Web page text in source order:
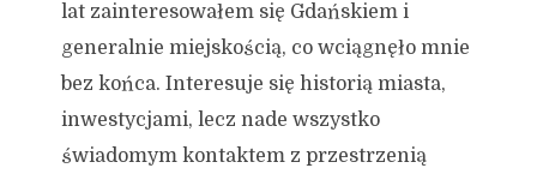
lat zainteresowałem się Gdańskiem i
generalnie miejskością, co wciągnęło mnie
bez końca. Interesuje się historią miasta,
inwestycjami, lecz nade wszystko
świadomym kontaktem z przestrzenią